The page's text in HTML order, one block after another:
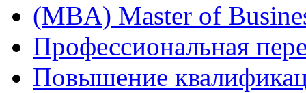
(MBA) Master of
Профессиональная
Повышение